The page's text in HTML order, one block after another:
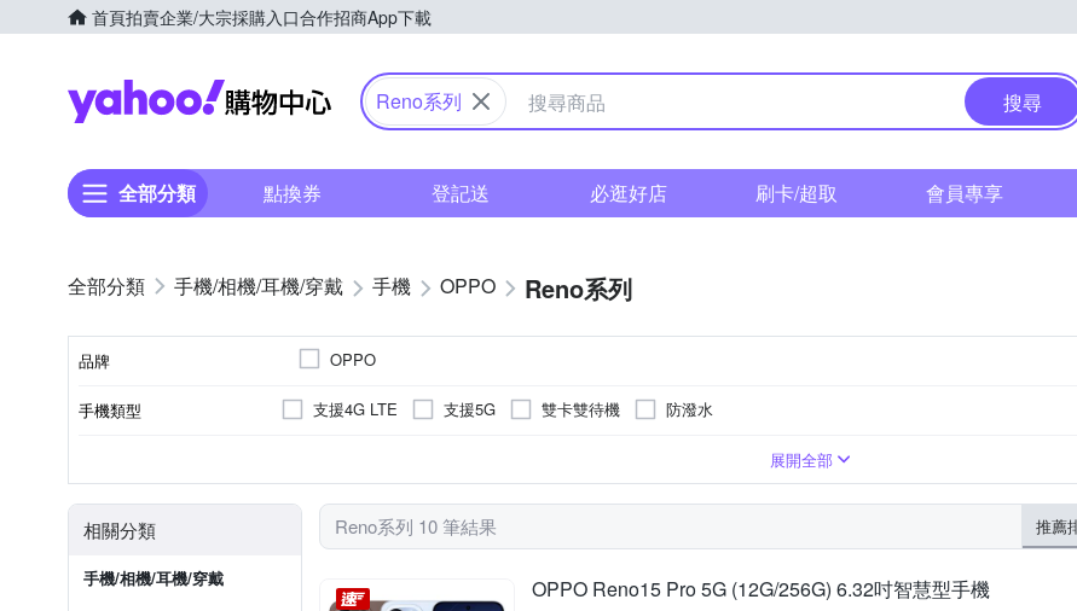
首頁拍賣企業/大宗採購入口合作招商App下載
Yahoo購物中心
Reno系列 搜尋
全部分類 點換券 登記送 必逛好店 刷卡/超取 會員專享
手機/相機/耳機/穿戴 手機 OPPO Reno系列
品牌 OPPO
手機類型 支援4G LTE 支援5G 雙卡雙待機 防潑水
展開全部
相關分類
手機/相機/耳機/穿戴
Reno系列 10 筆結果 推薦
OPPO Reno15 Pro 5G (12G/256G) 6.32吋智慧型手機